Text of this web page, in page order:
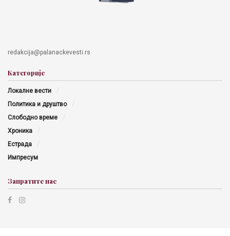
redakcija@palanackevesti.rs
Категорије
Локалне вести
Политика и друштво
Слободно време
Хроника
Естрада
Импресум
Запратите нас